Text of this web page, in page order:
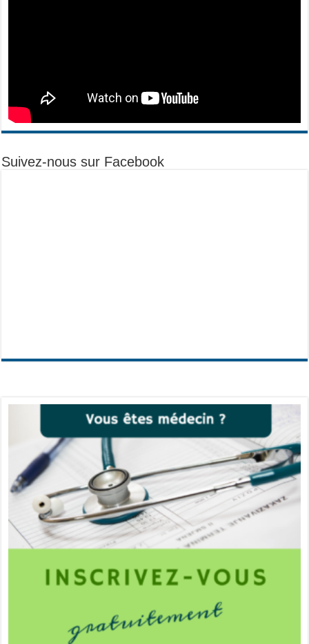
Suivez-nous sur Facebook